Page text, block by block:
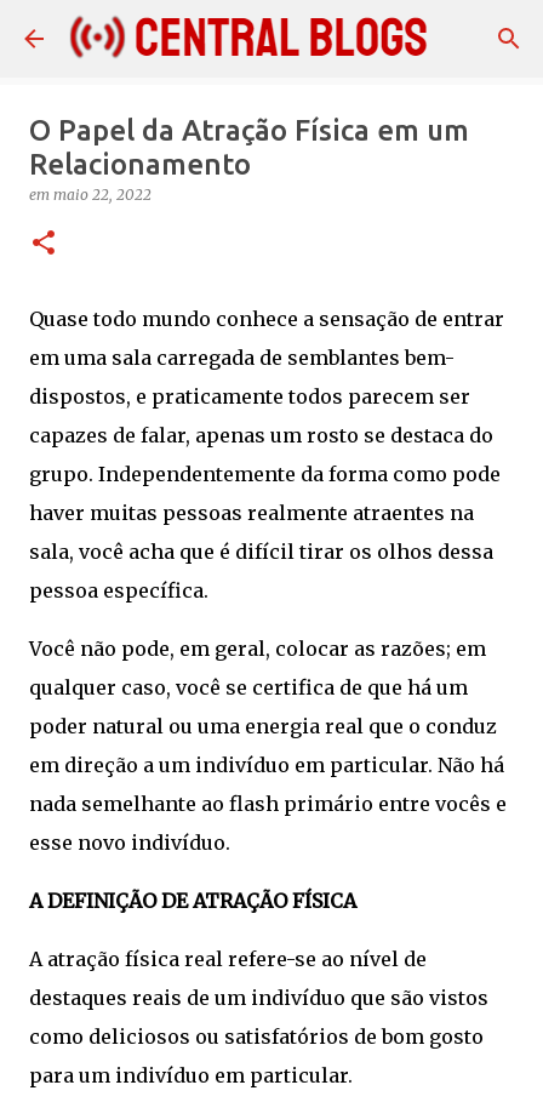
Pular para o conteúdo principal
O Papel da Atração Física em um
Relacionamento
em maio 22, 2022
Quase todo mundo conhece a sensação de entrar
em uma sala carregada de semblantes bem-
dispostos, e praticamente todos parecem ser
capazes de falar, apenas um rosto se destaca do
grupo. Independentemente da forma como pode
haver muitas pessoas realmente atraentes na
sala, você acha que é difícil tirar os olhos dessa
pessoa específica.
Você não pode, em geral, colocar as razões; em
qualquer caso, você se certifica de que há um
poder natural ou uma energia real que o conduz
em direção a um indivíduo em particular. Não há
nada semelhante ao flash primário entre vocês e
esse novo indivíduo.
A DEFINIÇÃO DE ATRAÇÃO FÍSICA
A atração física real refere-se ao nível de
destaques reais de um indivíduo que são vistos
como deliciosos ou satisfatórios de bom gosto
para um indivíduo em particular.